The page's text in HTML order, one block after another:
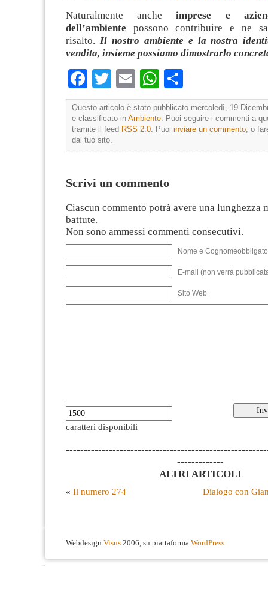
Naturalmente ancheimprese e
dell’ambiente possono contribuire e ne
risalto. Il nostro ambiente e la nostra
vendita, insieme possiamo dimostrarlo
Facebook
TwitterEmailWhatsApp
Questo articolo è stato pubblicato mercoledì, 19
e classificato in Ambiente . Puoi seguire i commenti a
tramite il feed RSS 2.0 . Puoi inviare un commento , o
dal tuo sito.
Scrivi un commento
Ciascun commento potrà avere una lunghezza
battute.
Non sono ammessi commenti consecutivi.
Nome e
E-mail (non verrà
Sito Web
caratteri disponibili
-------------
ALTRI ARTICOLI
« Il numero 274 Dialogo con
Webdesign Visus 2006, su piattaforma WordPress